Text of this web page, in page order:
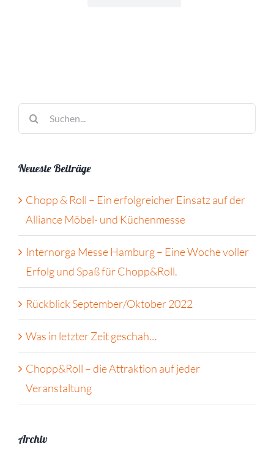
Suche
nach:
Neueste Beiträge
Chopp & Roll – Ein erfolgreicher Einsatz auf der
Alliance Möbel- und Küchenmesse
Internorga Messe Hamburg – Eine Woche voller
Erfolg und Spaß für Chopp&Roll.
Rückblick September/Oktober 2022
Was in letzter Zeit geschah…
Chopp&Roll – die Attraktion auf jeder
Veranstaltung
Archiv